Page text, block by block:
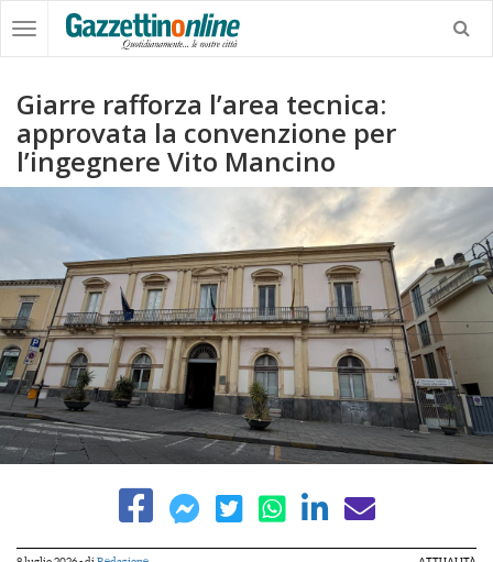
Giarre rafforza l’area tecnica:
approvata la convenzione per
l’ingegnere Vito Mancino